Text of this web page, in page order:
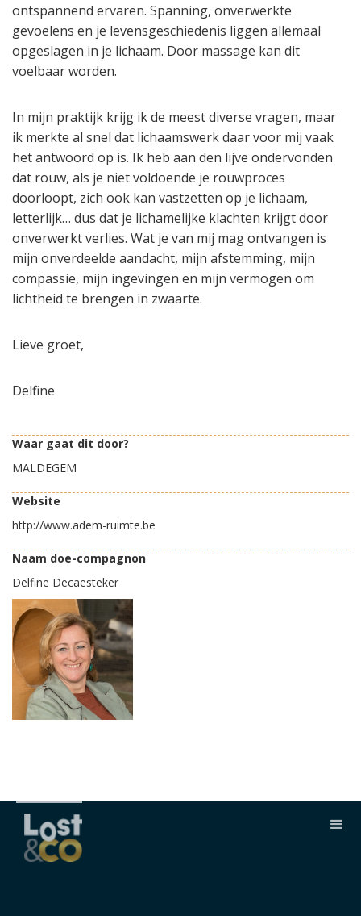
ontspannend ervaren. Spanning, onverwerkte
gevoelens en je levensgeschiedenis liggen allemaal
opgeslagen in je lichaam. Door massage kan dit
voelbaar worden.
In mijn praktijk krijg ik de meest diverse vragen, maar
ik merkte al snel dat lichaamswerk daar voor mij vaak
het antwoord op is. Ik heb aan den lijve ondervonden
dat rouw, als je niet voldoende je rouwproces
doorloopt, zich ook kan vastzetten op je lichaam,
letterlijk… dus dat je lichamelijke klachten krijgt door
onverwerkt verlies. Wat je van mij mag ontvangen is
mijn onverdeelde aandacht, mijn afstemming, mijn
compassie, mijn ingevingen en mijn vermogen om
lichtheid te brengen in zwaarte.
Lieve groet,
Delfine
Waar gaat dit door?
MALDEGEM
Website
http://www.adem-ruimte.be
Naam doe-compagnon
Delfine Decaesteker